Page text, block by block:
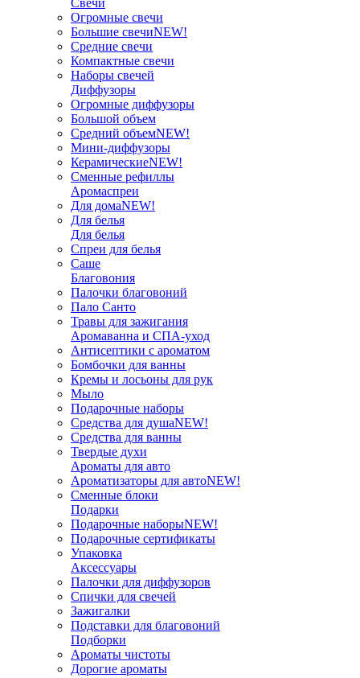
Свечи
Огромные свечи
Большие свечиNEW!
Средние свечи
Компактные свечи
Наборы свечей
Диффузоры
Огромные диффузоры
Большой объем
Средний объемNEW!
Мини-диффузоры
КерамическиеNEW!
Сменные рефиллы
Аромаспреи
Для домаNEW!
Для белья
Для белья
Спреи для белья
Саше
Благовония
Палочки благовоний
Пало Санто
Травы для зажигания
Аромаванна и СПА-уход
Антисептики с ароматом
Бомбочки для ванны
Кремы и лосьоны для рук
Мыло
Подарочные наборы
Средства для душаNEW!
Средства для ванны
Твердые духи
Ароматы для авто
Ароматизаторы для автоNEW!
Сменные блоки
Подарки
Подарочные наборыNEW!
Подарочные сертификаты
Упаковка
Аксессуары
Палочки для диффузоров
Спички для свечей
Зажигалки
Подставки для благовоний
Подборки
Ароматы чистоты
Дорогие ароматы